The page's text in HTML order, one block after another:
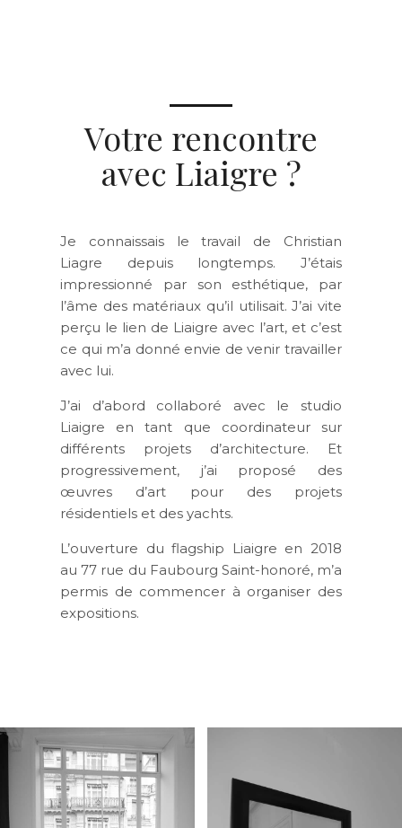
Votre rencontre
avec Liaigre ?
Je connaissais le travail de Christian
Liagre depuis longtemps. J’étais
impressionné par son esthétique, par
l’âme des matériaux qu’il utilisait. J’ai vite
perçu le lien de Liaigre avec l’art, et c’est
ce qui m’a donné envie de venir travailler
avec lui.
J’ai d’abord collaboré avec le studio
Liaigre en tant que coordinateur sur
différents projets d’architecture. Et
progressivement, j’ai proposé des
œuvres d’art pour des projets
résidentiels et des yachts.
L’ouverture du flagship Liaigre en 2018
au 77 rue du Faubourg Saint-honoré, m’a
permis de commencer à organiser des
expositions.